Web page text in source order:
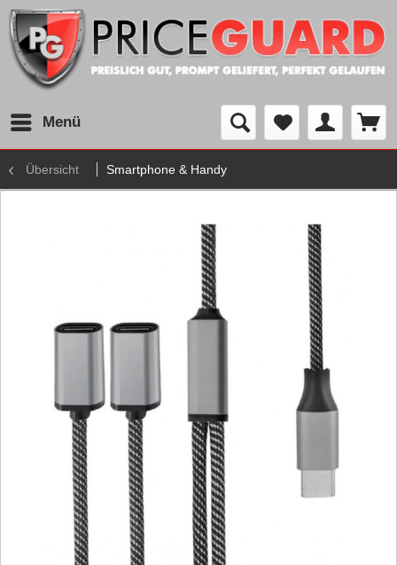
Menü
Übersicht Smartphone & Handy